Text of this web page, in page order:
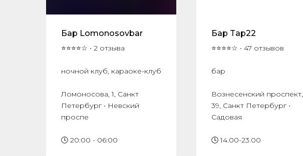
Бар Lomonosovbar
⭐⭐⭐⭐☆ • 2 отзыва
ночной клуб, караоке-клуб
Ломоносова, 1, Санкт
Петербург • Невский
проспе
🕓 20:00 - 06:00
Бар Tap22
⭐⭐⭐⭐☆ • 47 отзывов
бар
​Вознесенский проспект,
39, Санкт Петербург •
Садовая
🕓 14.00-23.00